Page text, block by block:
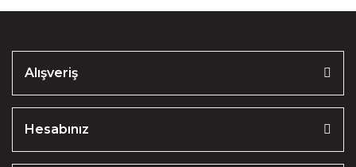
Alışveriş
Hesabınız